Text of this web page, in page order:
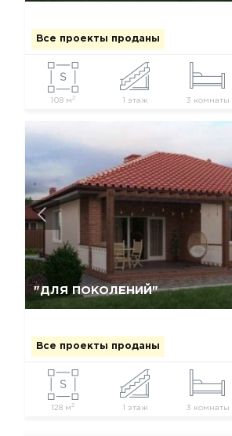
Все проекты проданы
108 м2 1 этаж 3 комнаты
"ДЛЯ ПОКОЛЕНИЙ"
Все проекты проданы
128 м 2 1 этаж 3 комнаты
Да, удалить